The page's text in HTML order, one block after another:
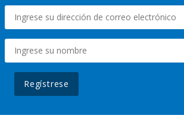
Regístrese